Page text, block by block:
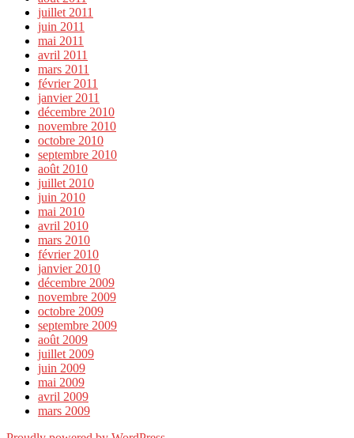
juillet 2011
juin 2011
mai 2011
avril 2011
mars 2011
février 2011
janvier 2011
décembre 2010
novembre 2010
octobre 2010
septembre 2010
août 2010
juillet 2010
juin 2010
mai 2010
avril 2010
mars 2010
février 2010
janvier 2010
décembre 2009
novembre 2009
octobre 2009
septembre 2009
août 2009
juillet 2009
juin 2009
mai 2009
avril 2009
mars 2009